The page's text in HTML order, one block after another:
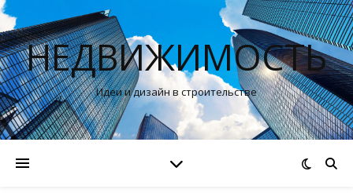
НЕДВИЖИМОСТЬ
Идеи и дизайн в строительстве